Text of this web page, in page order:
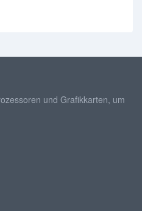
und Grafikkarten, um